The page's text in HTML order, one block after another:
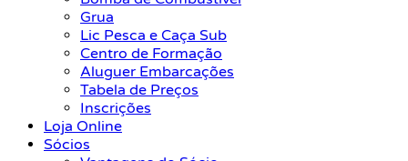
Grua
Lic Pesca e Caça Sub
Centro de Formação
Aluguer Embarcações
Tabela de Preços
Inscrições
Loja Online
Sócios